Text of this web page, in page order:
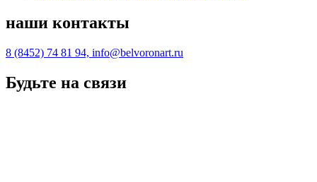
наши контакты
8 (8452) 74 81 94, info@belvoronart.ru
Будьте на связи